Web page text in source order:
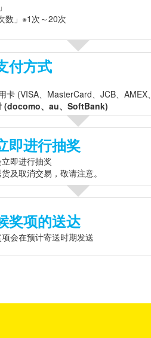
数」※1次～20次
付方式
卡 (VISA、MasterCard、JCB、AMEX
(docomo、au、SoftBank)
即进行抽奖
即进行抽奖
及取消交易，敬请注意。
奖项的送达
会在预计寄送时期发送